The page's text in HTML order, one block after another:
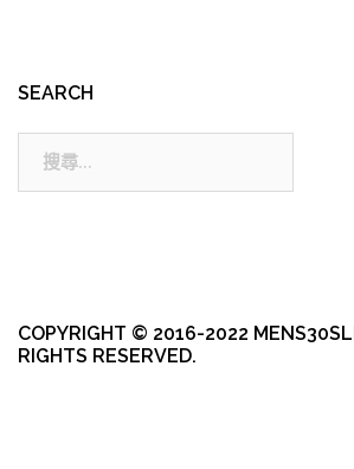
SEARCH
COPYRIGHT © 2016-2022
RIGHTS RESERVED.